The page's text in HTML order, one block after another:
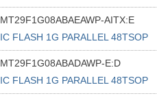
MT29F1G08ABAEAWP-AITX:E
IC FLASH 1G PARALLEL 48TSOP
MT29F1G08ABADAWP-E:D
IC FLASH 1G PARALLEL 48TSOP